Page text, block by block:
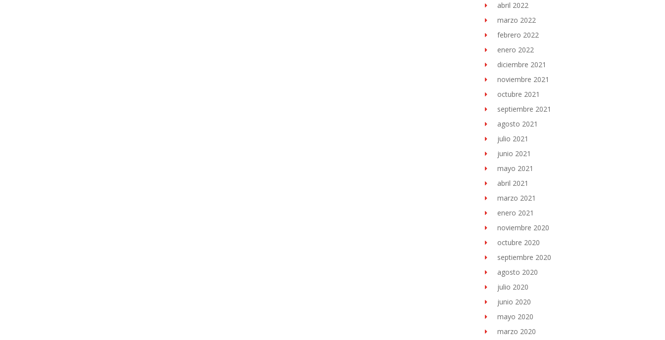
abril 2022
marzo 2022
febrero 2022
enero 2022
diciembre 2021
noviembre 2021
octubre 2021
septiembre 2021
agosto 2021
julio 2021
junio 2021
mayo 2021
abril 2021
marzo 2021
enero 2021
noviembre 2020
octubre 2020
septiembre 2020
agosto 2020
julio 2020
junio 2020
mayo 2020
marzo 2020